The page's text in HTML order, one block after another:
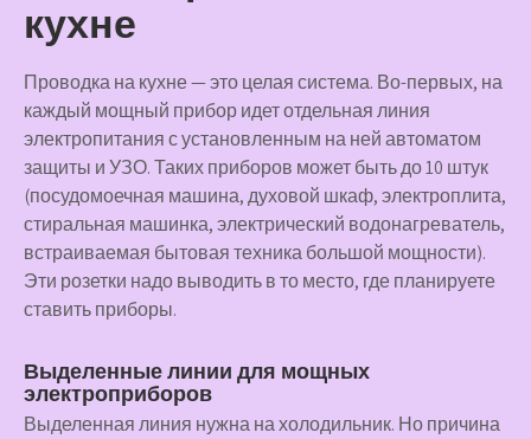
кухне
Проводка на кухне — это целая система. Во-первых, на
каждый мощный прибор идет отдельная линия
электропитания с установленным на ней автоматом
защиты и УЗО. Таких приборов может быть до 10 штук
(посудомоечная машина, духовой шкаф, электроплита,
стиральная машинка, электрический водонагреватель,
встраиваемая бытовая техника большой мощности).
Эти розетки надо выводить в то место, где планируете
ставить приборы.
Выделенные линии для мощных
электроприборов
Выделенная линия нужна на холодильник. Но причина